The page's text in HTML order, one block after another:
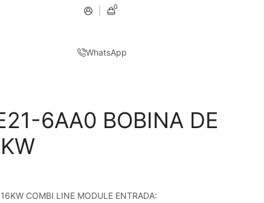
0
WhatsApp
6AA0 BOBINA DE
COMBI LINE MODULE ENTRADA: